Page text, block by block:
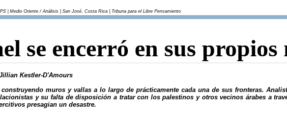
| Medio Oriente / Análisis | San José, Costa Rica | Tribuna para el Libre Pensamiento
se encerró en sus propios
Kestler-D'Amours
muros y vallas a lo largo de prácticamente cada una de sus fronteras.
y su falta de disposición a tratar con los palestinos y otros vecinos árabes a
presagian un desastre.